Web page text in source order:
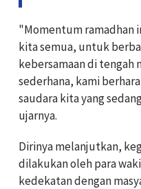
"Momentum ramadhan
kita semua, untuk
kebersamaan di tengah
sederhana, kami
saudara kita yang
ujarnya.
Dirinya melanjutkan,
dilakukan oleh para
kedekatan dengan